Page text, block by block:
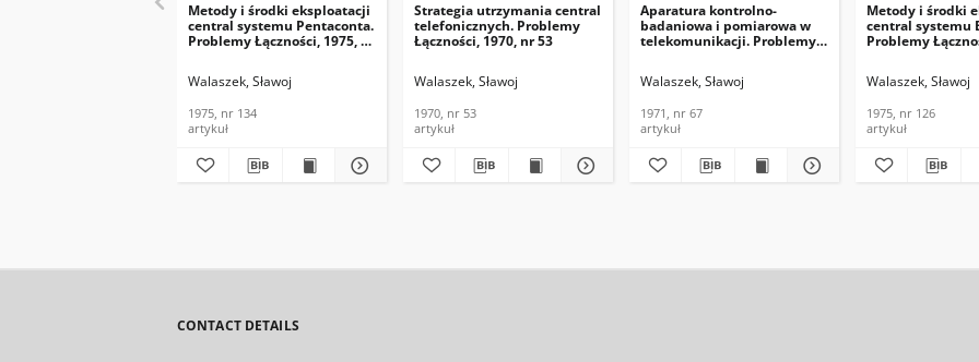
Metody i środki eksploatacji
central systemu Pentaconta.
Problemy Łączności, 1975, nr
Walaszek, Sławoj
1975, nr 134
artykuł
Strategia utrzymania central
telefonicznych. Problemy
Łączności, 1970, nr 53
Walaszek, Sławoj
1970, nr 53
artykuł
Aparatura kontrolno-
badaniowa i pomiarowa w
telekomunikacji. Problemy
Walaszek, Sławoj
1971, nr 67
artykuł
Metody i środki
central systemu
Problemy
Walaszek, Sławoj
1975, nr 126
artykuł
CONTACT DETAILS